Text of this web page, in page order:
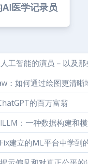
医学记录员
工智能的演员 – 以及
：如何通过绘图更清晰
的百万富翁
：一种数据构建和
建立的ML平台中学到